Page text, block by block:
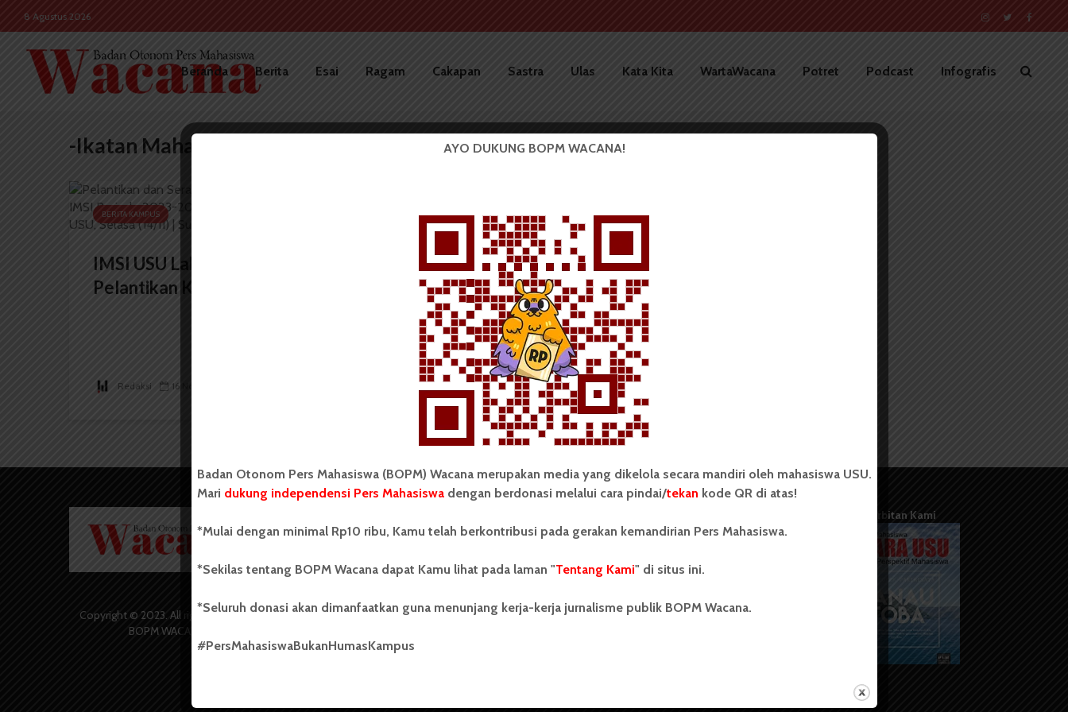
8 Agustus 2026
Beranda Berita Esai Ragam Cakapan Sastra Ulas Kata Kita WartaWacana Potret Podcast Infografis
-Ikatan Mahasiswa Sastra Inggris USU
BERITA KAMPUS
IMSI USU Laksanakan
Pelantikan Kepengurusan...
Redaksi 16 November 2023
Copyright © 2023. All rights reserved
BOPM WACANA.
Wacana merupakan pers mahasiswa
secara mandiri oleh mahasiswa
Universitas Sumatera Utara (USU).
salah satu Unit Kegiatan Mahasiswa
dengan nama Pers Mahasiswa SUARA
USU yang berdiri pada 1 Juli 1995.
Info Iklan
Pedoman Media Siber
Terbitan Kami
AYO DUKUNG BOPM WACANA!
Badan Otonom Pers Mahasiswa (BOPM) Wacana merupakan media yang dikelola secara mandiri oleh mahasiswa USU.
Mari dukung independensi Pers Mahasiswadengan berdonasi melalui cara pindai/tekan kode QR di atas!
*Mulai dengan minimal Rp10 ribu, Kamu telah berkontribusi pada gerakan kemandirian Pers Mahasiswa.
*Sekilas tentang BOPM Wacana dapat Kamu lihat pada laman "Tentang Kami" di situs ini.
*Seluruh donasi akan dimanfaatkan guna menunjang kerja-kerja jurnalisme publik BOPM Wacana.
#PersMahasiswaBukanHumasKampus